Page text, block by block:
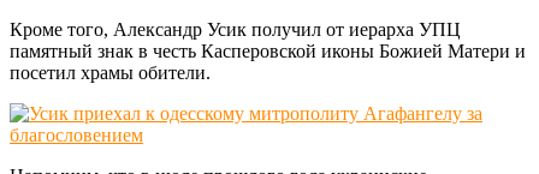
Кроме того, Александр Усик получил от иерарха УПЦ
памятный знак в честь Касперовской иконы Божией Матери и
посетил храмы обители.